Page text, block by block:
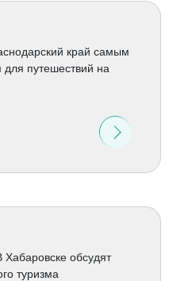
край самым
путешествий на
обсудят
туризма